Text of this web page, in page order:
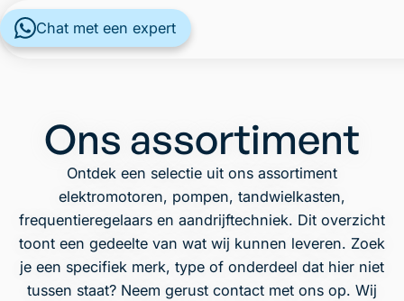
Ons assortiment
Ontdek een selectie uit ons assortiment
elektromotoren, pompen, tandwielkasten,
frequentieregelaars en aandrijftechniek. Dit overzicht
toont een gedeelte van wat wij kunnen leveren. Zoek
je een specifiek merk, type of onderdeel dat hier niet
tussen staat? Neem gerust contact met ons op. Wij
Chat met een expert